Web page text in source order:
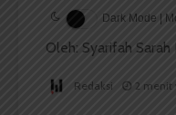
Dark Mode |
Oleh: Syarifah Sarah
Redaksi 2 menit